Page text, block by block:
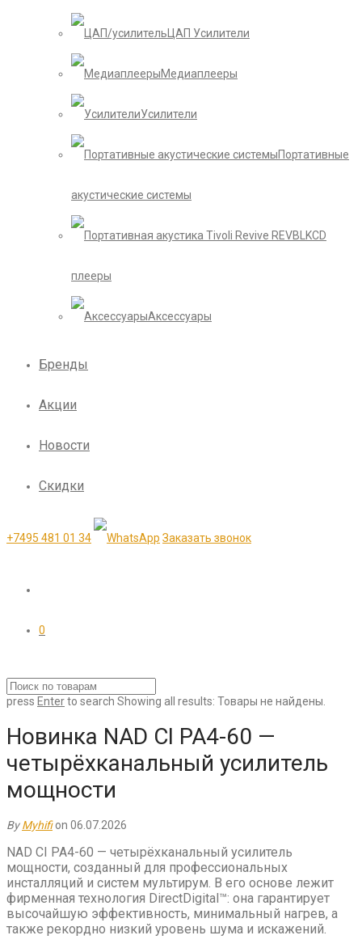
ЦАП Усилители
Медиаплееры
Усилители
Портативные
акустические системы
CD
плееры
Аксессуары
Бренды
Акции
Новости
Скидки
+7495 481 01 34 Заказать звонок
0
press Enterto search Showing all results: Товары не найдены.
Новинка NAD CI PA4-60 —
четырёхканальный усилитель
мощности
ByMyhifi on 06.07.2026
NAD CI PA4-60 — четырёхканальный усилитель
мощности, созданный для профессиональных
инсталляций и систем мультирум. В его основе лежит
фирменная технология DirectDigital™: она гарантирует
высочайшую эффективность, минимальный нагрев, а
также рекордно низкий уровень шума и искажений.